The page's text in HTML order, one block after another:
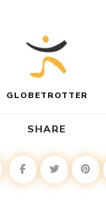
GLOBETROTTER
SHARE